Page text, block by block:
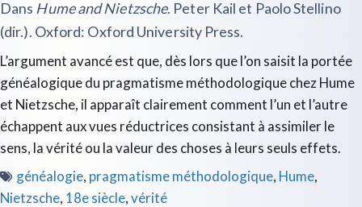
Dans Hume and Nietzsche. Peter Kail et Paolo Stellino
(dir.). Oxford: Oxford University Press.
L’argument avancé est que, dès lors que l’on saisit la portée
généalogique du pragmatisme méthodologique chez Hume
et Nietzsche, il apparaît clairement comment l’un et l’autre
échappent aux vues réductrices consistant à assimiler le
sens, la vérité ou la valeur des choses à leurs seuls effets.
généalogie, pragmatisme méthodologique, Hume,
Nietzsche, 18e siècle,vérité